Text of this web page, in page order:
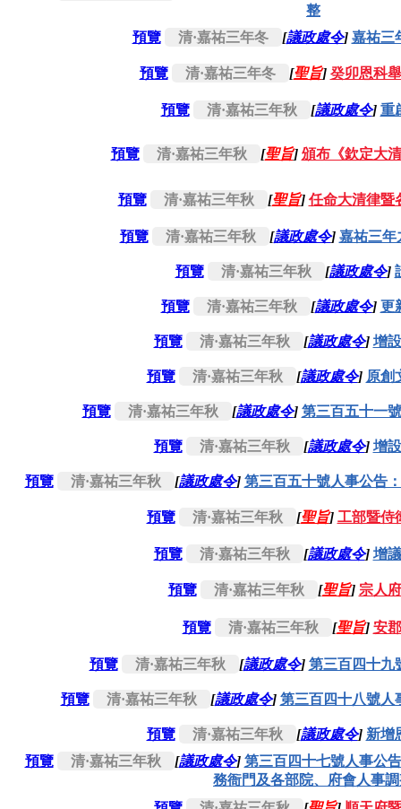
整
預覽
清·嘉祐三年冬 [議政處令] 嘉祐三
預覽 清·嘉祐三年冬 [聖旨] 癸卯恩科
預覽 清·嘉祐三年秋 [議政處令] 重
預覽 清·嘉祐三年秋 [聖旨] 頒布《欽定大
預覽 清·嘉祐三年秋 [聖旨] 任命大清律暨
預覽 清·嘉祐三年秋 [議政處令] 嘉祐三年
預覽 清·嘉祐三年秋 [議政處令]
預覽 清·嘉祐三年秋 [議政處令] 更
預覽 清·嘉祐三年秋 [議政處令] 增
預覽 清·嘉祐三年秋 [議政處令] 原創
預覽 清·嘉祐三年秋 [議政處令] 第三百五十一
預覽 清·嘉祐三年秋 [議政處令] 增
預覽 清·嘉祐三年秋 [議政處令] 第三百五十號人事公告
預覽 清·嘉祐三年秋 [聖旨] 工部暨侍
預覽 清·嘉祐三年秋 [議政處令] 增
預覽 清·嘉祐三年秋 [聖旨] 宗人
預覽 清·嘉祐三年秋 [聖旨] 安
預覽 清·嘉祐三年秋 [議政處令] 第三百四十九
預覽 清·嘉祐三年秋 [議政處令] 第三百四十八號人
預覽 清·嘉祐三年秋 [議政處令] 新增
預覽
清·嘉祐三年秋 [議政處令] 第三百四十七號人事公
務衙門及各部院、府會人事